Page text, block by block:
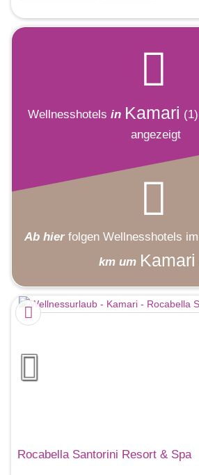
Wellnesshotels in Kamari (1)
angezeigt
Ab hier folgen Wellnesshotels im
km um Kamari
Rocabella Santorini Resort & Spa